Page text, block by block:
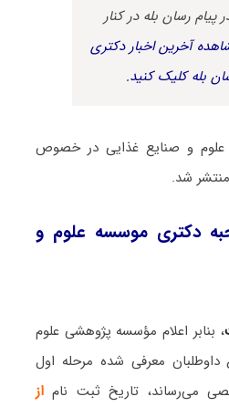
پیام رسان بله در کنار
آخرین اخبار دکتری
بله کلیک کنید.
علوم و صنایع غذایی در خصوص
دکتری موسسه علوم و
، بنابر اعلام مؤسسه پژوهشی علوم
داوطلبان معرفی شده مرحله اول
می‌رساند، تاریخ ثبت ناماز